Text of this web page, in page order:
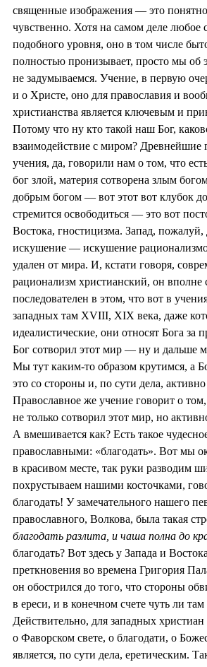
священные изображения — это
чувственно. Хотя на самом деле любое
подобного уровня, оно в том числе
полностью пронизывает, просто мы об
не задумываемся. Учение, в первую
и о Христе, оно для православия и
христианства является ключевым и
Потому что ну кто такой наш Бог,
взаимодействие с миром? Древнейшие
учения, да, говорили нам о том, что
бог злой, материя сотворена злым
добрым богом — вот этот вот клубок
стремится освободиться — это вот
Востока, гностицизма. Запад, пожалуй,
искушение — искушение
удален от мира. И, кстати говоря,
рационализм христианский, он вполне
последователен в этом, что вот в
западных там XVIII, XIX века, даже
идеалистические, они относят Бога за
Бог сотворил этот мир — ну и дальше
Мы тут каким-то образом крутимся, а
это со стороны и, по сути дела,
Православное же учение говорит о
не только сотворил этот мир, но
А вмешивается как? Есть такое
православными: «благодать». Вот мы
в красивом месте, так руки разводим
похрустываем нашими косточками,
благодать! У замечательного нашего
православного, Волкова, была такая
благодать разлита, и чаша полна до
благодать? Вот здесь у Запада и
преткновения во времена Григория
он обострился до того, что стороны
в ереси, и в конечном счете чуть ли там
Действительно, для западных
о Фаворском свете, о благодати, о
является, по сути дела, еретическим.